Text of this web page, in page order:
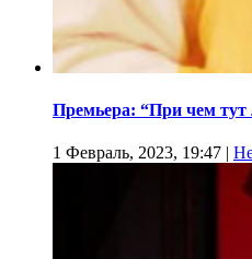
Премьера: “При чем
1 Февраль, 2023, 19:47 |